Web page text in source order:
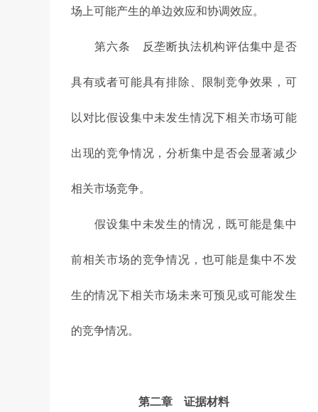
场上可能产生的单边效应和协调效应。
第六条 反垄断执法机构评估集中是否
具有或者可能具有排除、限制竞争效果，可
以对比假设集中未发生情况下相关市场可能
出现的竞争情况，分析集中是否会显著减少
相关市场竞争。
假设集中未发生的情况，既可能是集中
前相关市场的竞争情况，也可能是集中不发
生的情况下相关市场未来可预见或可能发生
的竞争情况。
第二章 证据材料